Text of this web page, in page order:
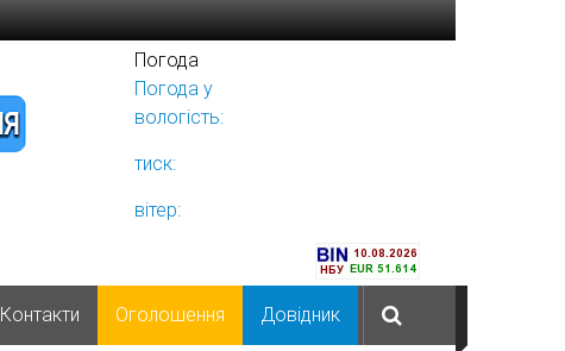
Погода
Погода у
вологість:
тиск:
вітер:
Контакти Оголошення Довідник